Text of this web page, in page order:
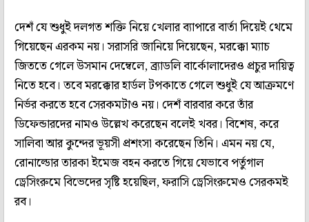
দেশঁ যে শুধুই দলগত শক্তি নিয়ে খেলার ব্যাপারে বার্তা দিয়েই থেমে
গিয়েছেন এরকম নয়। সরাসরি জানিয়ে দিয়েছেন, মরক্কো ম্যাচ
জিততে গেলে উসমান দেম্বেলে, ব্র্যাডলি বার্কোলাদেরও প্রচুর দায়িত্ব
নিতে হবে। তবে মরক্কোর হার্ডল টপকাতে গেলে শুধুই যে আক্রমণে
নির্ভর করতে হবে সেরকমটাও নয়। দেশঁ বারবার করে তাঁর
ডিফেন্ডারদের নামও উল্লেখ করেছেন বলেই খবর। বিশেষ, করে
সালিবা আর কুন্দের ভূয়সী প্রশংসা করেছেন তিনি। এমন নয় যে,
রোনাল্ডোর তারকা ইমেজ বহন করতে গিয়ে যেভাবে পর্তুগাল
ড্রেসিংরুমে বিভেদের সৃষ্টি হয়েছিল, ফরাসি ড্রেসিংরুমেও সেরকমই
রব।